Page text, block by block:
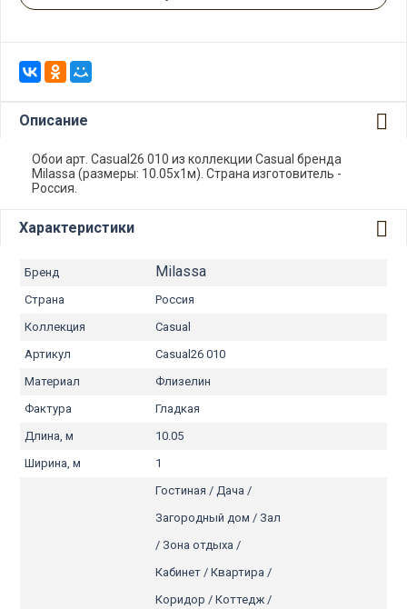
Описание
Обои арт. Casual26 010 из коллекции Casual бренда
Milassa (размеры: 10.05х1м). Страна изготовитель -
Россия.
Характеристики
Бренд Milassa
Страна
Россия
Коллекция
Casual
Артикул
Casual26 010
Материал
Флизелин
Фактура
Гладкая
Длина, м
10.05
Ширина, м
1
Гостиная / Дача /
Загородный дом / Зал
/ Зона отдыха /
Кабинет / Квартира /
Коридор / Коттедж /